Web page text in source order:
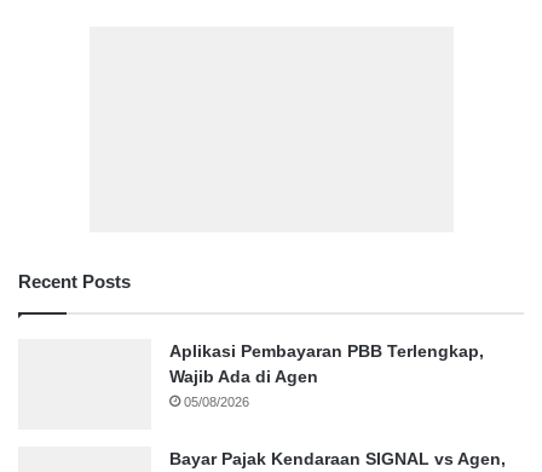
Recent Posts
Aplikasi Pembayaran PBB Terlengkap,
Wajib Ada di Agen
05/08/2026
Bayar Pajak Kendaraan SIGNAL vs Agen,